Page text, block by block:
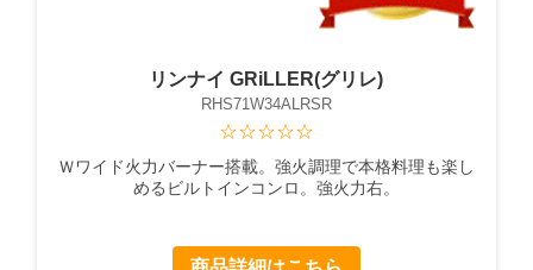
リンナイ GRiLLER(グリレ)
RHS71W34ALRSR
☆☆☆☆☆
Ｗワイド火力バーナー搭載。強火調理で本格料理も楽し
めるビルトインコンロ。強火力右。